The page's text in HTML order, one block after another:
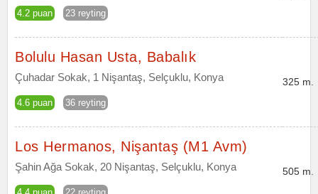
4.2 puan 23 reyting
Bolulu Hasan Usta, Babalık
Çuhadar Sokak, 1 Nişantaş, Selçuklu, Konya
4.6 puan 36 reyting
325 m.
Los Hermanos, Nişantaş (M1 Avm)
Şahin Ağa Sokak, 20 Nişantaş, Selçuklu, Konya 505 m.